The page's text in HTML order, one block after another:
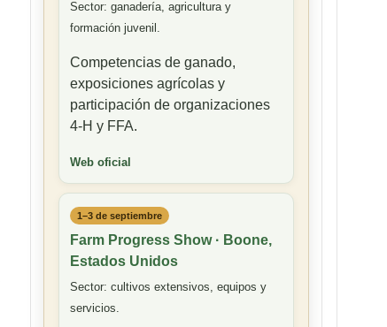
Sector: ganadería, agricultura y
formación juvenil.
Competencias de ganado,
exposiciones agrícolas y
participación de organizaciones
4-H y FFA.
Web oficial
1–3 de septiembre
Farm Progress Show · Boone,
Estados Unidos
Sector: cultivos extensivos, equipos y
servicios.